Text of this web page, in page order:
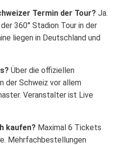
Termin der Tour? Ja.
360° Stadion Tour in der
liegen in Deutschland und
Über die offiziellen
der Schweiz vor allem
Veranstalter ist Live
kaufen? Maximal 6 Tickets
Mehrfachbestellungen